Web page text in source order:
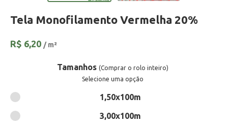
Tela Monofilamento Vermelha 20%
R$ 6,20 / m²
Tamanhos (Comprar o rolo inteiro)
Selecione uma opção
1,50x100m
3,00x100m